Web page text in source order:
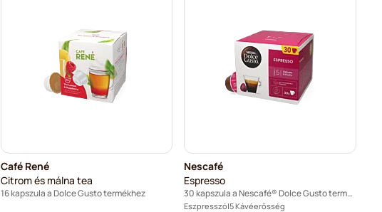
Café René
Citrom és málna tea
16 kapszula a Dolce Gusto termékhez
Nescafé
Espresso
30 kapszula a Nescafé® Dolce Gusto termékhez
Eszpresszó 5 Kávéerősség